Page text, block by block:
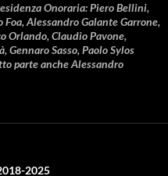
Onoraria: Piero Bellini,
Alessandro Galante Garrone,
Orlando, Claudio Pavone,
Gennaro Sasso, Paolo Sylos
parte anche Alessandro
2025